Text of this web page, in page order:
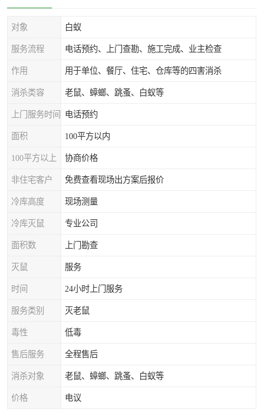
对象 白蚁
服务流程 电话预约、上门查勘、施工完成、业主检查
作用 用于单位、餐厅、住宅、仓库等的四害消杀
消杀类容 老鼠、蟑螂、跳蚤、白蚁等
上门服务时间 电话预约
面积 100平方以内
100平方以上 协商价格
非住宅客户 免费查看现场出方案后报价
冷库高度 现场测量
冷库灭鼠 专业公司
面积数 上门勘查
灭鼠 服务
时间 24小时上门服务
服务类别 灭老鼠
毒性 低毒
售后服务 全程售后
消杀对象 老鼠、蟑螂、跳蚤、白蚁等
价格 电议